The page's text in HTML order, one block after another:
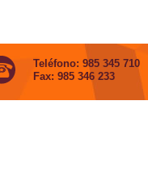
Teléfono: 985 345 710
Fax: 985 346 233